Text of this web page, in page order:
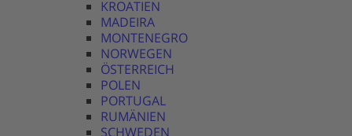
KROATIEN
MADEIRA
MONTENEGRO
NORWEGEN
ÖSTERREICH
POLEN
PORTUGAL
RUMÄNIEN
SCHWEDEN